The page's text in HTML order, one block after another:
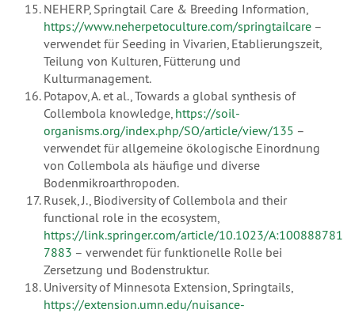
NEHERP, Springtail Care & Breeding Information,
https://www.neherpetoculture.com/springtailcare –
verwendet für Seeding in Vivarien, Etablierungszeit,
Teilung von Kulturen, Fütterung und
Kulturmanagement.
Potapov, A. et al., Towards a global synthesis of
Collembola knowledge, https://soil-
organisms.org/index.php/SO/article/view/135 –
verwendet für allgemeine ökologische Einordnung
von Collembola als häufige und diverse
Bodenmikroarthropoden.
Rusek, J., Biodiversity of Collembola and their
functional role in the ecosystem,
https://link.springer.com/article/10.1023/A:100888781
7883 – verwendet für funktionelle Rolle bei
Zersetzung und Bodenstruktur.
University of Minnesota Extension, Springtails,
https://extension.umn.edu/nuisance-